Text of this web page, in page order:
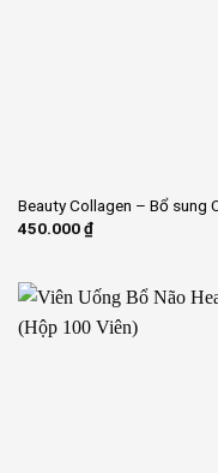
Beauty Collagen – Bổ sung
450.000₫